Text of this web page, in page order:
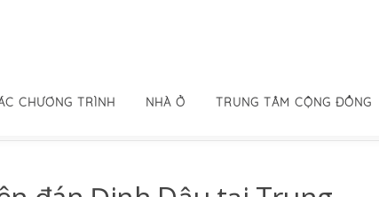
CHƯƠNG TRÌNH NHÀ Ở TRUNG TÂM CỘNG ĐỒNG